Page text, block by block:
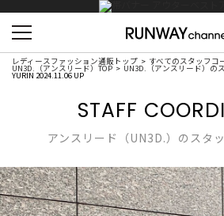
レディースファッション通販トップ すべてのスタッフコ
UN3D.（アンスリード）TOP UN3D.（アンスリード）の
YURIN 2024.11.06 UP
STAFF
アンスリード（UN3D.）のスタ